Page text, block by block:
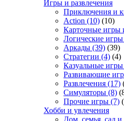
Игры и развлечения
Приключения и
Action (10) (10)
Карточные игры
Логические игры
Аркады (39) (39)
Стратегии (4) (4)
Казуальные игры
Развивающие
Развлечения (17)
Симуляторы (8)
Прочие игры (7)
Хобби и увлечения